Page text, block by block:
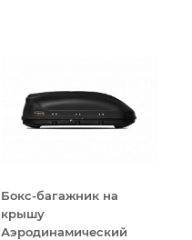
Бокс-багажник на
крышу
Аэродинамический